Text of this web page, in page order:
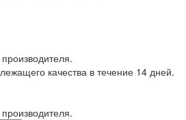
качества в течение 14 дней.